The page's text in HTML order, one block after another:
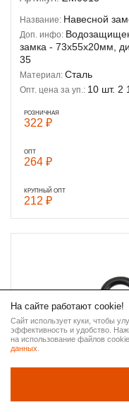
Название: Навесной
Доп. инфо:
замка - 73х55х20мм,
35
Материал: Сталь
Опт. цена за уп.: 10 шт. 2
РОЗНИЧНАЯ
322 ₽
ОПТ
264 ₽
КРУПНЫЙ ОПТ
212 ₽
На сайте работают cookie!
Сайт использует куки, чтобы
эффективность и удобство.
на использование файлов
данных